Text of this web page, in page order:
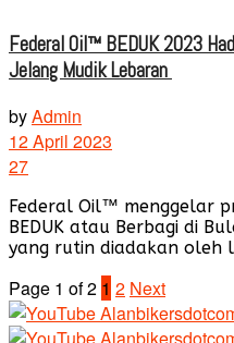
Federal Oil™ BEDUK 2023
Jelang Mudik Lebaran
byAdmin
12 April 2023
27
Federal Oil™ menggelar
BEDUK atau Berbagi di
yang rutin diadakan oleh
Page 1 of 2 1 2 Next